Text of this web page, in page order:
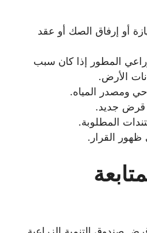
أو إرفاق الصك أو عقد
المطور إذا كان سبب
الأرض.
ومصدر المياه.
قرض جديد.
المطلوبة.
القرار.